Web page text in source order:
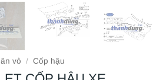
vỏ / Cốp hậu